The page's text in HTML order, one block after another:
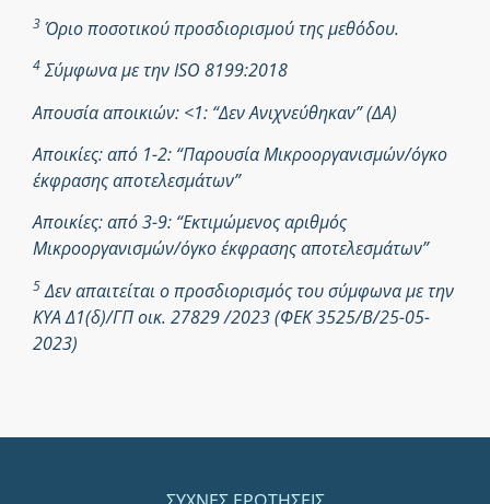
3 Όριο ποσοτικού προσδιορισμού της μεθόδου.
4Σύμφωνα με την ISO 8199:2018
Απουσία αποικιών: <1: “Δεν Ανιχνεύθηκαν” (ΔΑ)
Αποικίες: από 1-2: “Παρουσία Μικροοργανισμών/όγκο
έκφρασης αποτελεσμάτων”
Αποικίες: από 3-9: “Εκτιμώμενος αριθμός
Μικροοργανισμών/όγκο έκφρασης αποτελεσμάτων”
5Δεν απαιτείται ο προσδιορισμός του σύμφωνα με την
ΚΥΑ Δ1(δ)/ΓΠ οικ. 27829 /2023 (ΦΕΚ 3525/Β/25-05-
2023)